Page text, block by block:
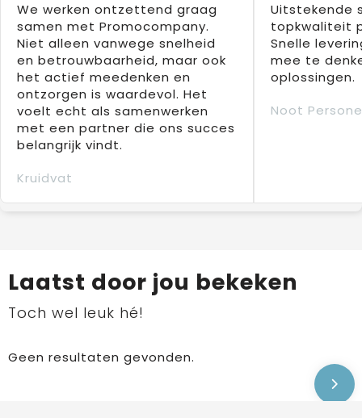
We werken ontzettend graag
samen met Promocompany.
Niet alleen vanwege snelheid
en betrouwbaarheid, maar ook
het actief meedenken en
ontzorgen is waardevol. Het
voelt echt als samenwerken
met een partner die ons succes
belangrijk vindt.
Kruidvat
Uitstekende
topkwaliteit
Snelle
mee te
oplossingen.
Noot
Laatst door jou bekeken
Toch wel leuk hé!
Geen resultaten gevonden.